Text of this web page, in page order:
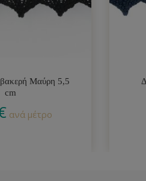
Μαύρη 5,5
cm
ανά μέτρο